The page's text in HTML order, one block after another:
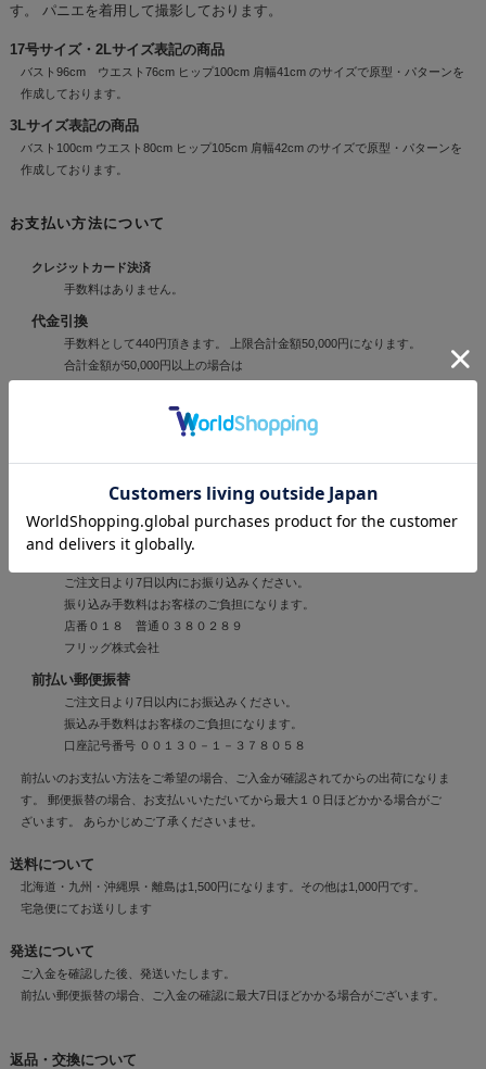
す。 パニエを着用して撮影しております。
17号サイズ・2Lサイズ表記の商品
バスト96cm ウエスト76cm ヒップ100cm 肩幅41cm のサイズで原型・パターンを
作成しております。
3Lサイズ表記の商品
バスト100cm ウエスト80cm ヒップ105cm 肩幅42cm のサイズで原型・パターンを
作成しております。
お支払い方法について
クレジットカード決済
手数料はありません。
代金引換
手数料として440円頂きます。 上限合計金額50,000円になります。
合計金額が50,000円以上の場合は
ご注文日より7日以内にお振り込みください。
振り込み手数料はお客様のご負担になります。
三菱東京UFJ銀行
フリッグ株式会社
ご注文日より7日以内にお振り込みください。
振り込み手数料はお客様のご負担になります。
店番０１８ 普通０３８０２８９
フリッグ株式会社
前払い郵便振替
ご注文日より7日以内にお振込みください。
振込み手数料はお客様のご負担になります。
口座記号番号 ００１３０－１－３７８０５８
前払いのお支払い方法をご希望の場合、ご入金が確認されてからの出荷になりま
す。 郵便振替の場合、お支払いいただいてから最大１０日ほどかかる場合がご
ざいます。 あらかじめご了承くださいませ。
送料について
北海道・九州・沖縄県・離島は1,500円になります。その他は1,000円です。
宅急便にてお送りします
発送について
ご入金を確認した後、発送いたします。
前払い郵便振替の場合、ご入金の確認に最大7日ほどかかる場合がございます。
返品・交換について